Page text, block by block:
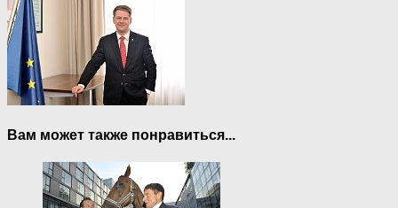
Вам может также понравиться...